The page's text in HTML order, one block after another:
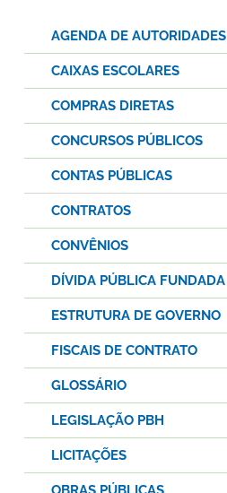
AGENDA DE AUTORIDADES
CAIXAS ESCOLARES
COMPRAS DIRETAS
CONCURSOS PÚBLICOS
CONTAS PÚBLICAS
CONTRATOS
CONVÊNIOS
DÍVIDA PÚBLICA FUNDADA
ESTRUTURA DE GOVERNO
FISCAIS DE CONTRATO
GLOSSÁRIO
LEGISLAÇÃO PBH
LICITAÇÕES